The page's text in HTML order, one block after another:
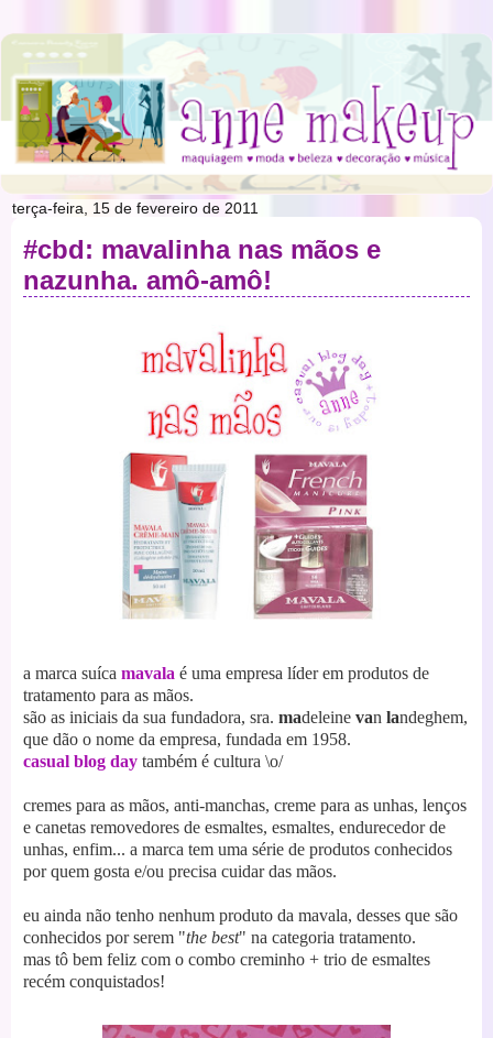
terça-feira, 15 de fevereiro de 2011
#cbd: mavalinha nas mãos e
nazunha. amô-amô!
a marca suíca mavala é uma empresa líder em produtos de
tratamento para as mãos.
são as iniciais da sua fundadora, sra. madeleine van landeghem,
que dão o nome da empresa, fundada em 1958.
casual blog day também é cultura \o/
cremes para as mãos, anti-manchas, creme para as unhas, lenços
e canetas removedores de esmaltes, esmaltes, endurecedor de
unhas, enfim... a marca tem uma série de produtos conhecidos
por quem gosta e/ou precisa cuidar das mãos.
eu ainda não tenho nenhum produto da mavala, desses que são
conhecidos por serem "the best" na categoria tratamento.
mas tô bem feliz com o combo creminho + trio de esmaltes
recém conquistados!